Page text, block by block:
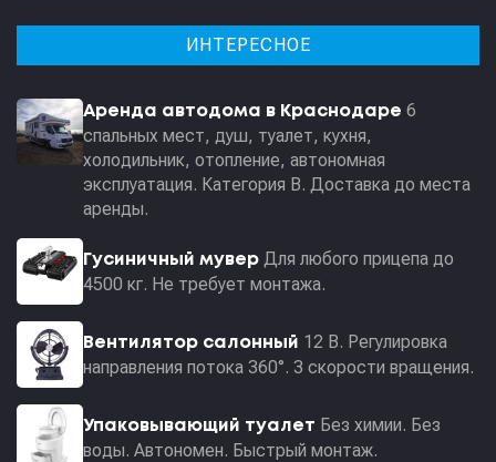
ИНТЕРЕСНОЕ
Аренда автодома в Краснодаре 6
спальных мест, душ, туалет, кухня,
холодильник, отопление, автономная
эксплуатация. Категория В. Доставка до места
аренды.
Гусиничный мувер Для любого прицепа до
4500 кг. Не требует монтажа.
Вентилятор салонный 12 В. Регулировка
направления потока 360°. 3 скорости вращения.
Упаковывающий туалет Без химии. Без
воды. Автономен. Быстрый монтаж.